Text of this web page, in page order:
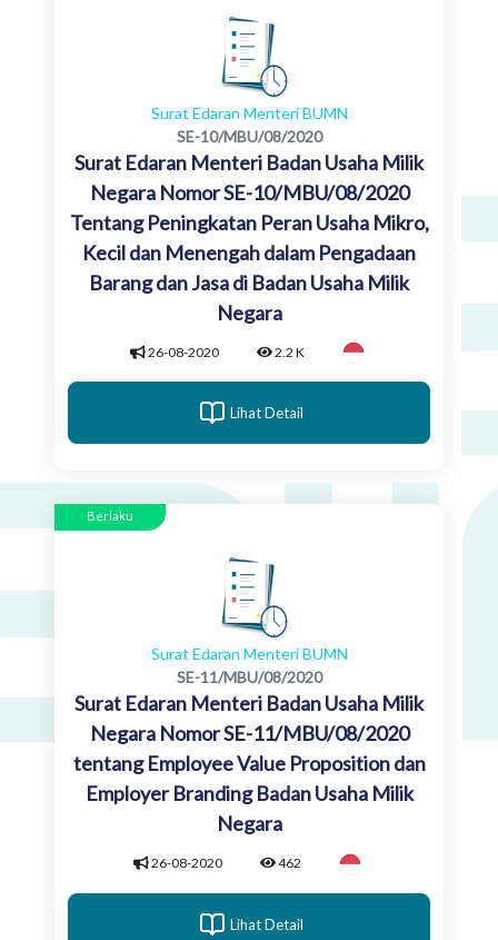
Surat Edaran Menteri BUMN
SE-10/MBU/08/2020
Surat Edaran Menteri Badan Usaha Milik
Negara Nomor SE-10/MBU/08/2020
Tentang Peningkatan Peran Usaha Mikro,
Kecil dan Menengah dalam Pengadaan
Barang dan Jasa di Badan Usaha Milik
Negara
26-08-2020 2.2 K
Lihat Detail
Berlaku
Surat Edaran Menteri BUMN
SE-11/MBU/08/2020
Surat Edaran Menteri Badan Usaha Milik
Negara Nomor SE-11/MBU/08/2020
tentang Employee Value Proposition dan
Employer Branding Badan Usaha Milik
Negara
26-08-2020 462
Lihat Detail